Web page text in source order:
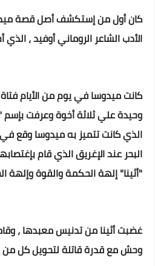
كان أول من إستكشف أصل قصة
الأدب الشاعر الروماني أوفيد ، الذي
كانت ميدوسا في يوم من الأيام
وحيدة علي ثلاثة أخوة وعرفت بإسم
الذي كانت تتميز به ميدوسا وقع
البحر عند الإغريق الذي قام
"أثينا" إلهة الحكمة والقوة وإلهة
غضبت أثينا من تدنيس معبدها ،
وحش مع قدرة قاتلة لتحويل كل من